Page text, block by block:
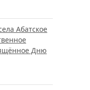
Абатское
Дню